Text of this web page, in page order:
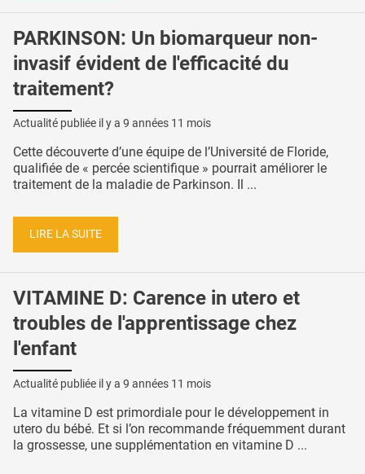
PARKINSON: Un biomarqueur non-
invasif évident de l'efficacité du
traitement?
Actualité publiée il y a 9 années 11 mois
Cette découverte d’une équipe de l’Université de Floride,
qualifiée de « percée scientifique » pourrait améliorer le
traitement de la maladie de Parkinson. Il ...
LIRE LA SUITE
VITAMINE D: Carence in utero et
troubles de l'apprentissage chez
l'enfant
Actualité publiée il y a 9 années 11 mois
La vitamine D est primordiale pour le développement in
utero du bébé. Et si l’on recommande fréquemment durant
la grossesse, une supplémentation en vitamine D ...